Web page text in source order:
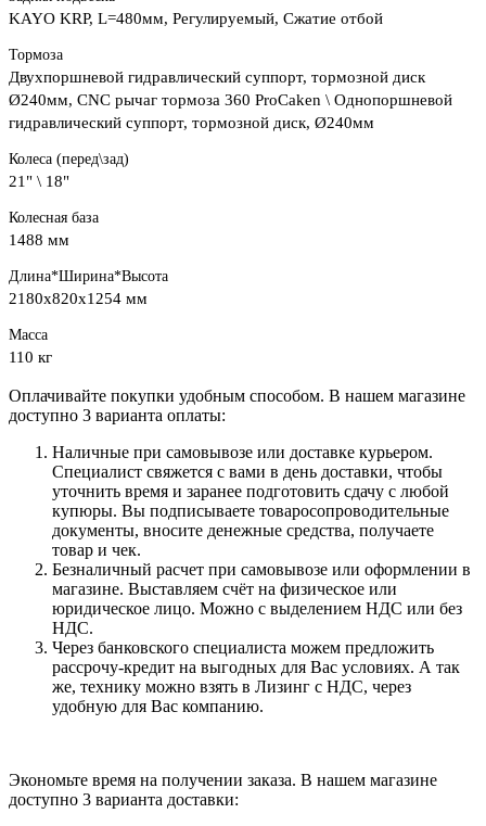
KAYO KRP, L=480мм, Регулируемый, Сжатие отбой
Тормоза
Двухпоршневой гидравлический суппорт, тормозной диск
Ø240мм, CNC рычаг тормоза 360 ProCaken \ Однопоршневой
гидравлический суппорт, тормозной диск, Ø240мм
Колеса (перед\зад)
21" \ 18"
Колесная база
1488 мм
Длина*Ширина*Высота
2180х820х1254 мм
Масса
110 кг
Оплачивайте покупки удобным способом. В нашем магазине
доступно 3 варианта оплаты:
Наличные при самовывозе или доставке курьером.
Специалист свяжется с вами в день доставки, чтобы
уточнить время и заранее подготовить сдачу с любой
купюры. Вы подписываете товаросопроводительные
документы, вносите денежные средства, получаете
товар и чек.
Безналичный расчет при самовывозе или оформлении в
магазине. Выставляем счёт на физическое или
юридическое лицо. Можно с выделением НДС или без
НДС.
Через банковского специалиста можем предложить
рассрочу-кредит на выгодных для Вас условиях. А так
же, технику можно взять в Лизинг с НДС, через
удобную для Вас компанию.
Экономьте время на получении заказа. В нашем магазине
доступно 3 варианта доставки: